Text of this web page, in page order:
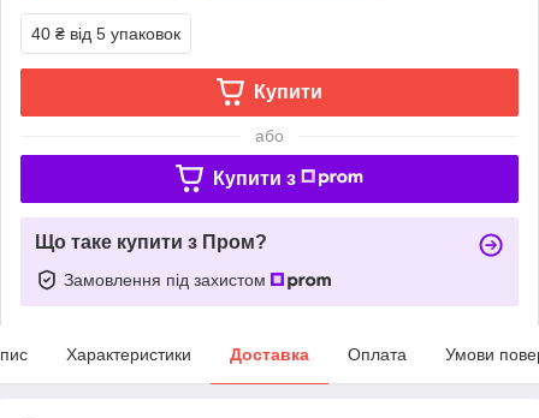
40 ₴ від 5 упаковок
Купити
або
Купити з
Що таке купити з Пром?
Замовлення під захистом
Характеристики Доставка Оплата Умови